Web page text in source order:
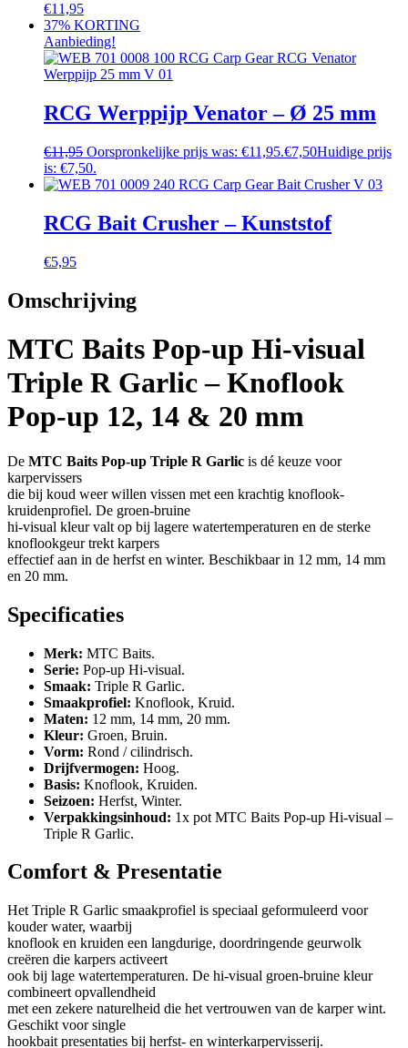
€11,95
37% KORTING
Aanbieding!
RCG Werppijp Venator – Ø 25 mm
€11,95 Oorspronkelijke prijs was: €11,95.€7,50Huidige prijs
is: €7,50.
RCG Bait Crusher – Kunststof
€5,95
Omschrijving
MTC Baits Pop-up Hi-visual
Triple R Garlic – Knoflook
Pop-up 12, 14 & 20 mm
De MTC Baits Pop-up Triple R Garlic is dé keuze voor
karpervissers
die bij koud weer willen vissen met een krachtig knoflook-
kruidenprofiel. De groen-bruine
hi-visual kleur valt op bij lagere watertemperaturen en de sterke
knoflookgeur trekt karpers
effectief aan in de herfst en winter. Beschikbaar in 12 mm, 14 mm
en 20 mm.
Specificaties
Merk: MTC Baits.
Serie: Pop-up Hi-visual.
Smaak: Triple R Garlic.
Smaakprofiel: Knoflook, Kruid.
Maten: 12 mm, 14 mm, 20 mm.
Kleur: Groen, Bruin.
Vorm: Rond / cilindrisch.
Drijfvermogen: Hoog.
Basis: Knoflook, Kruiden.
Seizoen: Herfst, Winter.
Verpakkingsinhoud: 1x pot MTC Baits Pop-up Hi-visual –
Triple R Garlic.
Comfort & Presentatie
Het Triple R Garlic smaakprofiel is speciaal geformuleerd voor
kouder water, waarbij
knoflook en kruiden een langdurige, doordringende geurwolk
creëren die karpers activeert
ook bij lage watertemperaturen. De hi-visual groen-bruine kleur
combineert opvallendheid
met een zekere naturelheid die het vertrouwen van de karper wint.
Geschikt voor single
hookbait presentaties bij herfst- en winterkarpervisserij.